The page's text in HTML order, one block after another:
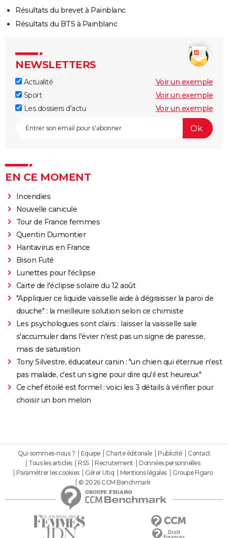
Résultats du brevet à Painblanc
Résultats du BTS à Painblanc
NEWSLETTERS
Actualité
Voir un exemple
Sport
Voir un exemple
Les dossiers d'actu
Voir un exemple
EN CE MOMENT
Incendies
Nouvelle canicule
Tour de France femmes
Quentin Dumontier
Hantavirus en France
Bison Futé
Lunettes pour l'éclipse
Carte de l'éclipse solaire du 12 août
"Appliquer ce liquide vaisselle aide à dégraisser la paroi de
douche" : la meilleure solution selon ce chimiste
Les psychologues sont clairs : laisser la vaisselle sale
s'accumuler dans l'évier n'est pas un signe de paresse,
mais de saturation
Tony Silvestre, éducateur canin : "un chien qui éternue n'est
pas malade, c'est un signe pour dire qu'il est heureux"
Ce chef étoilé est formel : voici les 3 détails à vérifier pour
choisir un bon melon
Qui sommes-nous ? Equipe Charte éditoriale Publicité
Contact
Tous les articles
RSS Recrutement
Données personnelles
Paramétrer les cookies
Gérer Utiq Mentions légales
Groupe Figaro
© 2026 CCM Benchmark